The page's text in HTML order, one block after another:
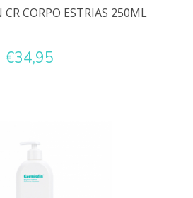
CORPO ESTRIAS 250ML
€34,95